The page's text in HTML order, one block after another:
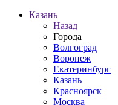
Казань
Назад
Города
Волгоград
Воронеж
Екатеринбург
Казань
Красноярск
Москва